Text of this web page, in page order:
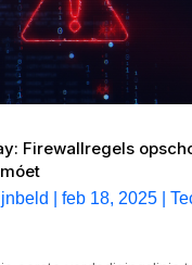
Firewallregels
feb 18, 2025|